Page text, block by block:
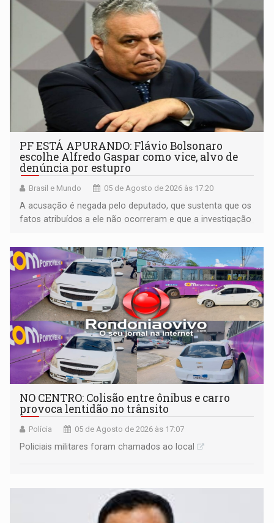
PF ESTÁ APURANDO: Flávio Bolsonaro
escolhe Alfredo Gaspar como vice, alvo de
denúncia por estupro
Brasil e Mundo 05 de Agosto de 2026 às 17:20
A acusação é negada pelo deputado, que sustenta que os
fatos atribuídos a ele não ocorreram e que a investigação
NO CENTRO: Colisão entre ônibus e carro
provoca lentidão no trânsito
Polícia 05 de Agosto de 2026 às 17:07
Policiais militares foram chamados ao local